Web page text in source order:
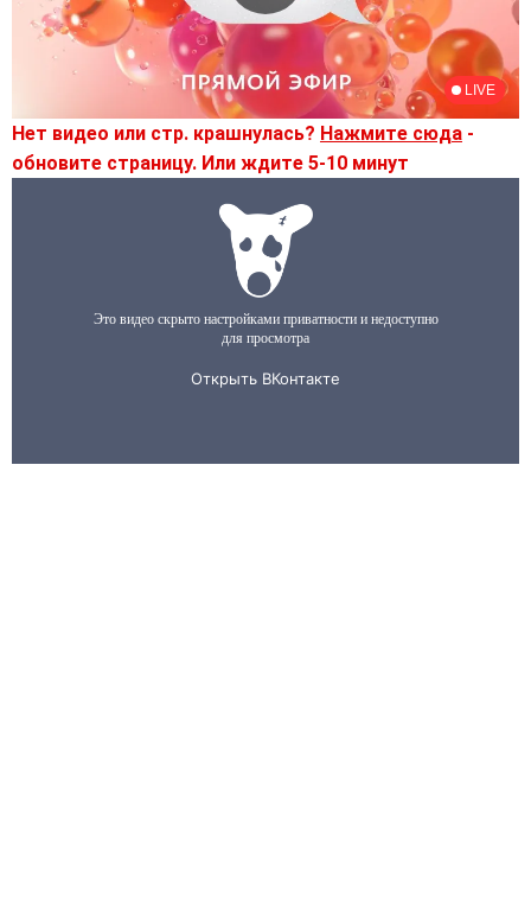
Нет видео или стр. крашнулась? Нажмите сюда -
обновите страницу. Или ждите 5-10 минут